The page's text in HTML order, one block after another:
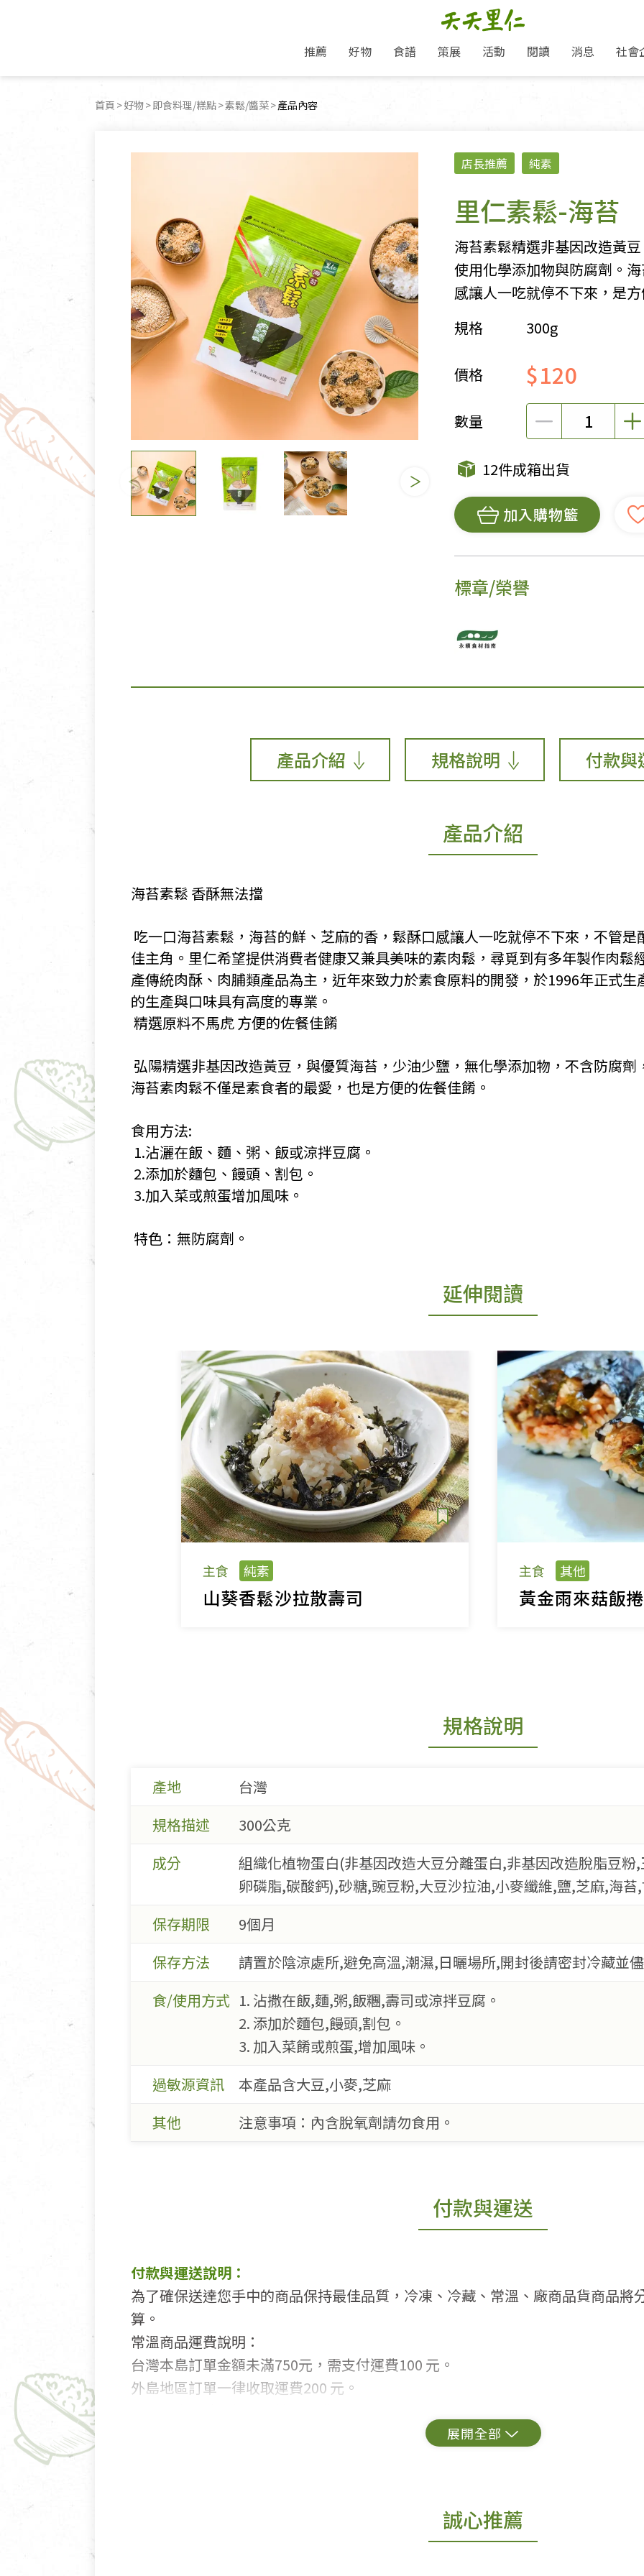
推薦
好康優惠
8月快閃商品優惠
7月惜福愛物
6月快閃商品-好評延長優惠
傳承經典優惠
文化好書優惠
超值好物特惠
熱銷人氣產品推薦
經典必買推薦
史瓦帝尼文化節
好物
米麵/調理食材
豆麥雜糧種子
調味/醬料/烘焙食材
飲品/零食
果汁/醋飲/飲料
沖調飲/穀麥片
蜂蜜/椰奶
休閒零食
堅果/果乾
糖果/巧克力
熟食料理/調理包
包子饅頭/麵點
粽子/蘿蔔糕/年糕
素鬆/醬菜
甜品/冰品
麵包/糕點
酵素
清潔/防蟲/薰香
廚房用具/家電/家飾
個人清潔保養
臉部清潔/保養
臉部彩妝
牙膏/牙刷/漱口水
身體清潔/保養
個人用品
女裝
女內著居家
男裝
男內著居家
毛巾/浴巾/手帕
帽/口罩/配件/包包
嬰幼/兒童
影音/圖書
文具禮品/禮
供具/修持
食譜
主食 沙拉
湯品
策展
作夥利他 加入水滴會員
「里仁誠食市集」永續新體驗
減塑 一起來！
綠色保育-我們的田, 牠們的家
里仁「史瓦帝尼文化節」
活動
產品推薦
閱讀
專題文章
食品與廠商
土地與生態
蔬食營養力
生活提案
共好行動
里仁的努力
減塑微革命
少或無添加
支持弱勢
綠色保育
永續飲食
消息
分店動態
淨塑行動
生態保育
公益支持
獲獎肯定
聯名合作
社會
產品/有機蔬果把關
理念桌布下載
加入會員
人才招募
首頁 好物 即食料理/糕點 素鬆/醬菜 目前頁面：
產品內容
店長推薦 純素
里仁素鬆-海苔
海苔素鬆精選非基因改造黃
使用化學添加物與防腐劑。
感讓人一吃就停不下來，是
規格
300g
價格 $120
數量
12件成箱出貨
加入購物籃
標章/榮譽
產品介紹 規格說明 付款與
產品介紹
海苔素鬆 香酥無法擋
吃一口海苔素鬆，海苔的鮮、芝麻的香，鬆酥口感讓人一吃就停不下來，不管
佳主角。里仁希望提供消費者健康又兼具美味的素肉鬆，尋覓到有多年製作肉鬆
產傳統肉酥、肉脯類產品為主，近年來致力於素食原料的開發，於1996年正式
的生產與口味具有高度的專業。
​ 精選原料不馬虎 方便的佐餐佳餚
弘陽精選非基因改造黃豆，與優質海苔，少油少鹽，無化學添加物，不含防腐
海苔素肉鬆不僅是素食者的最愛，也是方便的佐餐佳餚。
​食用方法:
​ 1.沾灑在飯、麵、粥、飯或涼拌豆腐。
​ 2.添加於麵包、饅頭、割包。
​ 3.加入菜或煎蛋增加風味。
​ 特色：無防腐劑。
延伸閱讀
主食 純素
山葵香鬆沙拉散壽司
主食 其他
黃金雨來菇飯捲
規格說明
產地
台灣
規格描述
300公克
成分
組織化植物蛋白(非基因改造大豆分離蛋白,非基因改造脫脂豆
卵磷脂,碳酸鈣),砂糖,豌豆粉,大豆沙拉油,小麥纖維,鹽,芝麻,海苔
保存期限
9個月
保存方法
請置於陰涼處所,避免高溫,潮濕,日曬場所,開封後請密封冷藏並
食/使用方式 1. 沾撒在飯,麵,粥,飯糰,壽司或涼拌豆腐。
2. 添加於麵包,饅頭,割包。
3. 加入菜餚或煎蛋,增加風味。
過敏源資訊
本產品含大豆,小麥,芝麻
其他
注意事項：內含脫氧劑請勿食用。
付款與運送
付款與運送說明：
為了確保送達您手中的商品保持最佳品質，冷凍、冷藏、常溫、廠商品貨商品將
算。
常溫商品運費說明：
台灣本島訂單金額未滿750元，需支付運費100 元。
外島地區訂單一律收取運費200 元。
若您購買的商品有下列「不適用七天鑑賞期商品」情形者，除商品瑕疵以外，恕
誠心推薦